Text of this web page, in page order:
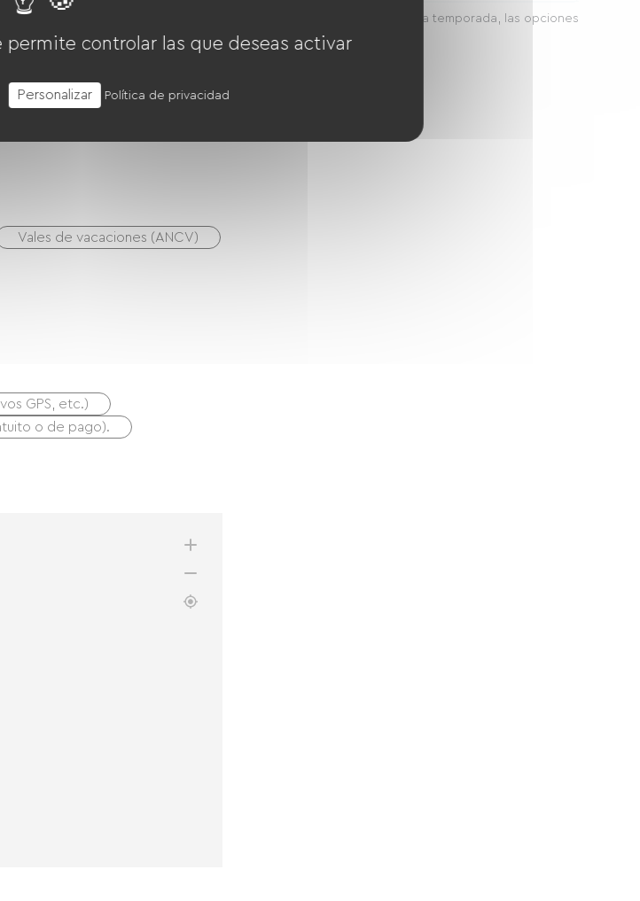
Vales de vacaciones (ANCV)
GPS, etc.)
o de pago).
Los precios pueden variar según la temporada, las opciones
y la duración de la estancia.
controlar las que deseas activar
Personalizar Política de privacidad